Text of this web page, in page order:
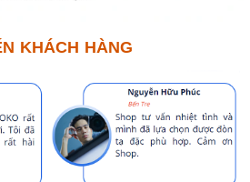
KHÁCH HÀNG